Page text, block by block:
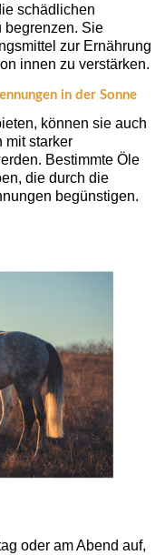
schädlichen
begrenzen. Sie
zur Ernährung
innen zu verstärken.
in der Sonne
können sie auch
mit starker
Bestimmte Öle
die durch die
begünstigen.
oder am Abend auf,